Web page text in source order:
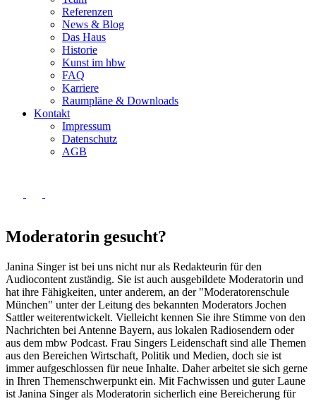
Referenzen
News & Blog
Das Haus
Historie
Kunst im hbw
FAQ
Karriere
Raumpläne & Downloads
Kontakt
Impressum
Datenschutz
AGB
Moderatorin gesucht?
Janina Singer ist bei uns nicht nur als Redakteurin für den
Audiocontent zuständig. Sie ist auch ausgebildete Moderatorin und
hat ihre Fähigkeiten, unter anderem, an der "Moderatorenschule
München" unter der Leitung des bekannten Moderators Jochen
Sattler weiterentwickelt. Vielleicht kennen Sie ihre Stimme von den
Nachrichten bei Antenne Bayern, aus lokalen Radiosendern oder
aus dem mbw Podcast. Frau Singers Leidenschaft sind alle Themen
aus den Bereichen Wirtschaft, Politik und Medien, doch sie ist
immer aufgeschlossen für neue Inhalte. Daher arbeitet sie sich gerne
in Ihren Themenschwerpunkt ein. Mit Fachwissen und guter Laune
ist Janina Singer als Moderatorin sicherlich eine Bereicherung für